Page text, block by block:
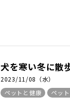
犬を寒い冬に散
2023/11/08（水）
ペットと健康
ペッ